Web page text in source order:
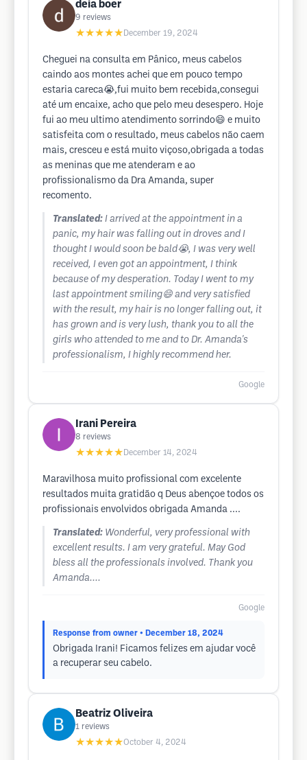
deia boer
9 reviews
★★★★★ December 19, 2024
Cheguei na consulta em Pânico, meus cabelos
caindo aos montes achei que em pouco tempo
estaria careca😭,fui muito bem recebida,consegui
até um encaixe, acho que pelo meu desespero. Hoje
fui ao meu ultimo atendimento sorrindo😄 e muito
satisfeita com o resultado, meus cabelos não caem
mais, cresceu e está muito viçoso,obrigada a todas
as meninas que me atenderam e ao
profissionalismo da Dra Amanda, super
recomento.
Translated: I arrived at the appointment in a
panic, my hair was falling out in droves and I
thought I would soon be bald😭, I was very well
received, I even got an appointment, I think
because of my desperation. Today I went to my
last appointment smiling😄 and very satisfied
with the result, my hair is no longer falling out, it
has grown and is very lush, thank you to all the
girls who attended to me and to Dr. Amanda's
professionalism, I highly recommend her.
Google
Irani Pereira
8 reviews
★★★★★ December 14, 2024
Maravilhosa muito profissional com excelente
resultados muita gratidão q Deus abençoe todos os
profissionais envolvidos obrigada Amanda ....
Translated: Wonderful, very professional with
excellent results. I am very grateful. May God
bless all the professionals involved. Thank you
Amanda....
Google
Response from owner • December 18, 2024
Obrigada Irani! Ficamos felizes em ajudar você
a recuperar seu cabelo.
Beatriz Oliveira
1 reviews
★★★★★October 4, 2024